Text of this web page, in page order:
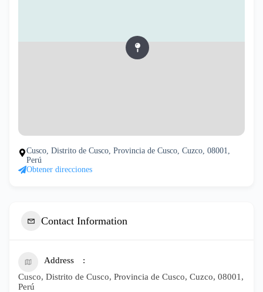
Cusco, Distrito de Cusco, Provincia de Cusco, Cuzco, 08001,
Perú
Obtener direcciones
Contact Information
Address
Cusco, Distrito de Cusco, Provincia de Cusco, Cuzco, 08001,
Perú